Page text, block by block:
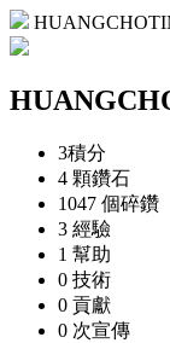
3積分
4 顆鑽石
1047 個碎鑽
3 經驗
1 幫助
0 技術
0 貢獻
0 次宣傳